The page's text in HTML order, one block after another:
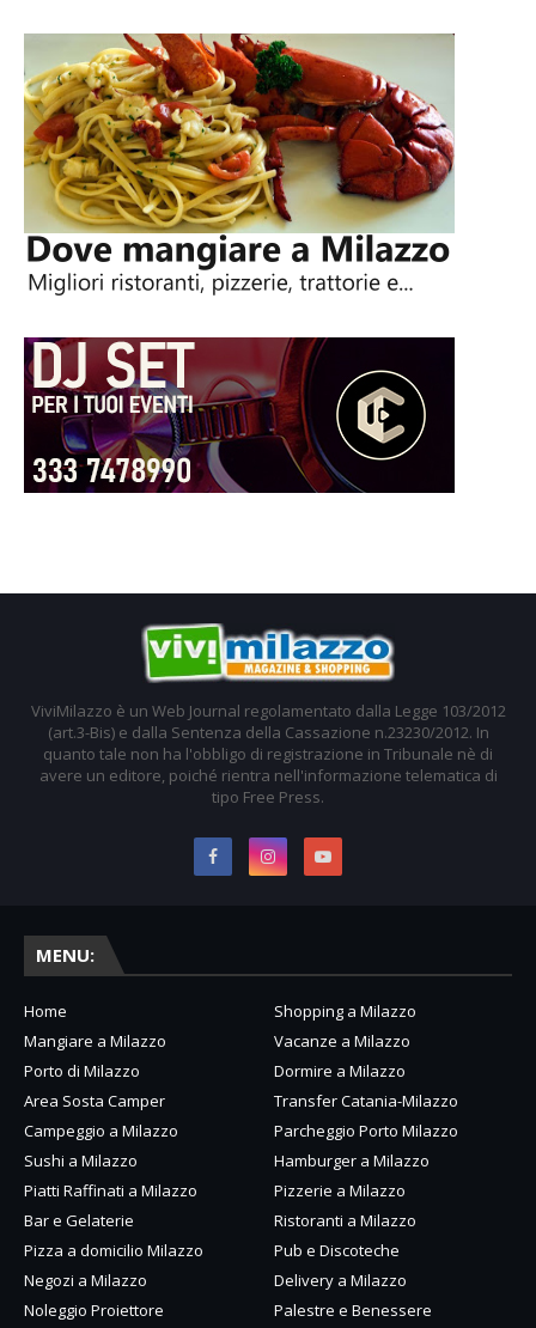
ViviMilazzo è un Web Journal regolamentato dalla Legge 103/2012
(art.3-Bis) e dalla Sentenza della Cassazione n.23230/2012. In
quanto tale non ha l'obbligo di registrazione in Tribunale nè di
avere un editore, poiché rientra nell'informazione telematica di
tipo Free Press.
MENU:
Home
Shopping a Milazzo
Mangiare a Milazzo
Vacanze a Milazzo
Porto di Milazzo
Dormire a Milazzo
Area Sosta Camper
Transfer Catania-Milazzo
Campeggio a Milazzo
Parcheggio Porto Milazzo
Sushi a Milazzo
Hamburger a Milazzo
Piatti Raffinati a Milazzo
Pizzerie a Milazzo
Bar e Gelaterie
Ristoranti a Milazzo
Pizza a domicilio Milazzo
Pub e Discoteche
Negozi a Milazzo
Delivery a Milazzo
Noleggio Proiettore
Palestre e Benessere